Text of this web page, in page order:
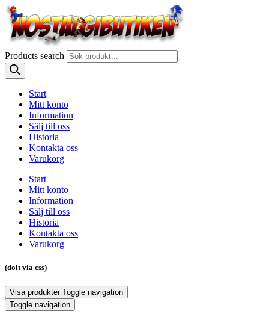
Products search
Start
Mitt konto
Information
Sälj till oss
Historia
Kontakta oss
Varukorg
Start
Mitt konto
Information
Sälj till oss
Historia
Kontakta oss
Varukorg
(dolt via css)
Visa produkter Toggle navigation
Toggle navigation